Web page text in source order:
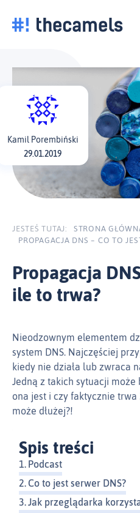
Kamil Porembiński
29.01.2019
JESTEŚ TUTAJ: STRONA
PROPAGACJA DNS – CO TO
Propagacja
ile to trwa?
Nieodzownym elementem
system DNS. Najczęściej
kiedy nie działa lub zwraca
Jedną z takich sytuacji może
ona jest i czy faktycznie trwa
może dłużej?!
Spis treści
Podcast
Co to jest serwer DNS?
Jak przeglądarka